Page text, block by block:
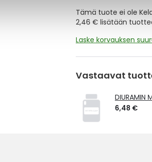
Tämä tuote ei ole
2,46 € lisätään
Laske korvauksen
Vastaavat
DIURAMIN
6,48 €